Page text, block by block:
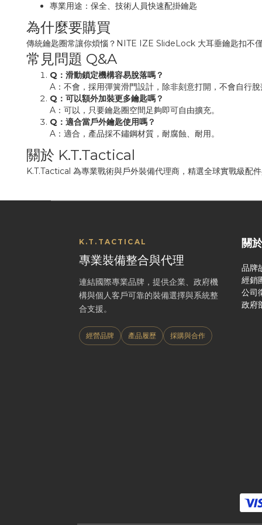
專業用途：保全、技術人員快速配掛鑰匙
為什麼要購買
傳統鑰匙圈常讓你煩惱？NITE IZE SlideLock 大耳垂鑰匙扣不
常見問題 Q&A
Q：滑動鎖定機構容易脫落嗎？
A：不會，採用彈簧滑門設計，除非刻意打開，不會自行
Q：可以額外加裝更多鑰匙嗎？
A：可以，只要鑰匙圈空間足夠即可自由擴充。
Q：適合當戶外鑰匙使用嗎？
A：適合，產品採不鏽鋼材質，耐腐蝕、耐用。
關於 K.T.Tactical
K.T.Tactical 為專業戰術與戶外裝備代理商，精選全球實戰級配
K.T.TACTICAL
專業裝備整合與代理
連結國際專業品牌，提供企業、政府機
構與個人客戶可靠的裝備選擇與系統整
合支援。
經營品牌 產品履歷 採購與合作
關
品牌
經銷
公司
政府